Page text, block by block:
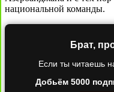
национальной команды.
Брат,
Если ты читаешь
Добьём 5000